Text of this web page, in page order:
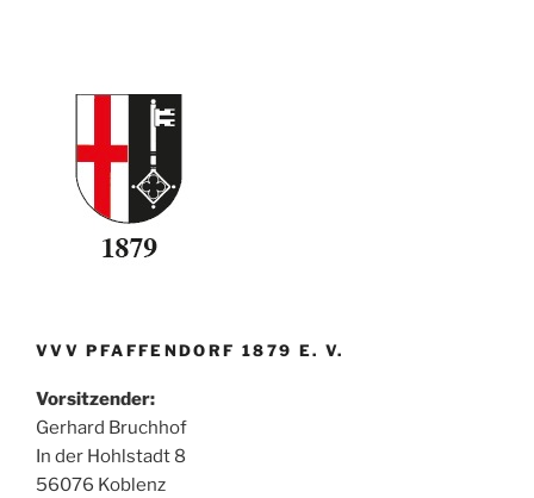
VVV PFAFFENDORF 1879 E. V.
Vorsitzender:
Gerhard Bruchhof
In der Hohlstadt 8
56076 Koblenz